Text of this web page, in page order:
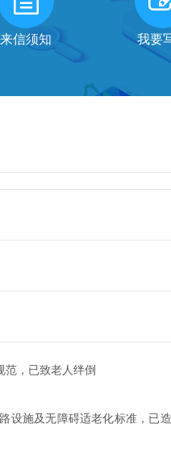
来信须知 我要
范，已致老人绊倒
施及无障碍适老化标准，已